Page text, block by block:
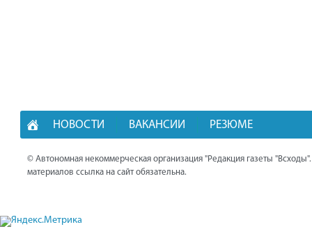
НОВОСТИ ВАКАНСИИ РЕЗЮМЕ
© Автономная некоммерческая организация "Редакция газеты
материалов ссылка на сайт обязательна.